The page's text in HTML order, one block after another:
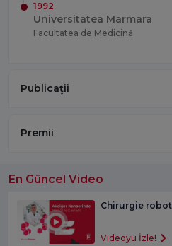
1992
Universitatea Marmara
Facultatea de Medicină
Publicaţii
Premii
En Güncel Video
Chirurgie
Videoyu İzle!